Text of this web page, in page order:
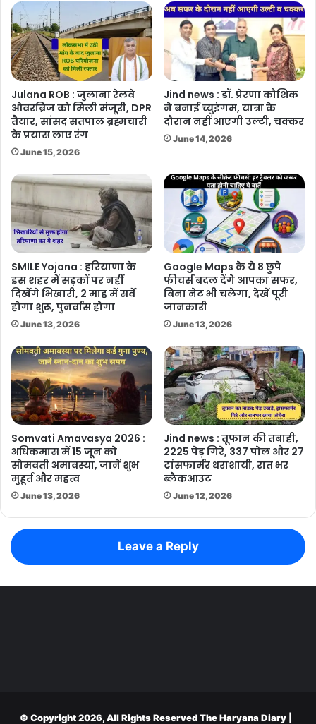
Julana ROB : जुलाना रेलवे
ओवरब्रिज को मिली मंजूरी, DPR
तैयार, सांसद सतपाल ब्रह्मचारी
के प्रयास लाए रंग
June 15, 2026
Jind news : डॉ. प्रेरणा कौशिक
ने बनाई च्युइंगम, यात्रा के
दौरान नहीं आएगी उल्टी, चक्कर
June 14, 2026
SMILE Yojana : हरियाणा के
इस शहर में सड़कों पर नहीं
दिखेंगे भिखारी, 2 माह में सर्वे
होगा शुरू, पुनर्वास होगा
June 13, 2026
Google Maps के ये 8 छुपे
फीचर्स बदल देंगे आपका सफर,
बिना नेट भी चलेगा, देखें पूरी
जानकारी
June 13, 2026
Somvati Amavasya 2026 :
अधिकमास में 15 जून को
सोमवती अमावस्या, जानें शुभ
मुहूर्त और महत्व
June 13, 2026
Jind news : तूफान की तबाही,
2225 पेड़ गिरे, 337 पोल और 27
ट्रांसफार्मर धराशायी, रात भर
ब्लैकआउट
June 12, 2026
Leave a Reply
© Copyright 2026, All Rights ReservedThe Haryana Diary